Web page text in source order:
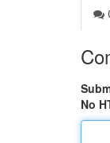
No